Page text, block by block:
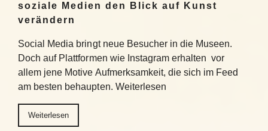
soziale Medien den Blick auf Kunst
verändern
Social Media bringt neue Besucher in die Museen.
Doch auf Plattformen wie Instagram erhalten vor
allem jene Motive Aufmerksamkeit, die sich im Feed
am besten behaupten. Weiterlesen
Weiterlesen